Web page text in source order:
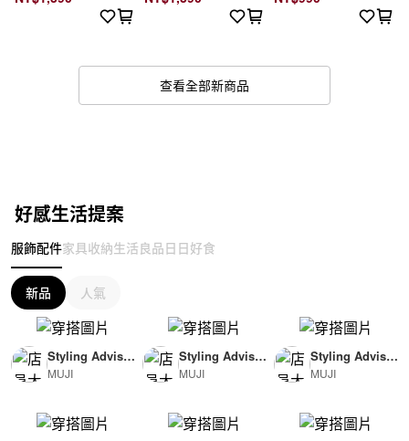
查看全部新商品
好感生活提案
服飾配件家具收納生活良品日日好食
新品 人氣
Styling Advisor
( For Woman )
MUJI
Styling Advisor
( For Man )
MUJI
Styling Advisor
( For Man )
MUJI